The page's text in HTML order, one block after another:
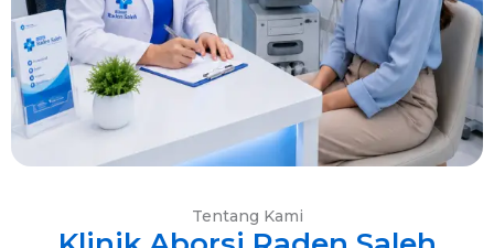
Tentang Kami